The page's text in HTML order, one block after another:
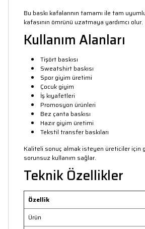
Bu baskı kafalarının tamamı ile tam
kafasının ömrünü uzatmaya yardımcı olur.
Kullanım Alanları
Tişört baskısı
Sweatshirt baskısı
Spor giyim üretimi
Çocuk giyim
İş kıyafetleri
Promosyon ürünleri
Bez çanta baskısı
Hazır giyim üretimi
Tekstil transfer baskıları
Kaliteli sonuç almak isteyen üreticiler için
sorunsuz kullanım sağlar.
Teknik Özellikler
Özellik
Ürün